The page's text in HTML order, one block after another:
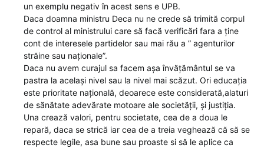
un exemplu negativ în acest sens e UPB.
Daca doamna ministru Deca nu ne crede să trimită corpul
de control al ministrului care să facă verificări fara a ține
cont de interesele partidelor sau mai rău a ” agenturilor
străine sau naționale”.
Daca nu avem curajul sa facem așa învățământul se va
pastra la același nivel sau la nivel mai scăzut. Ori educația
este prioritate națională, deoarece este considerată,alaturi
de sănătate adevărate motoare ale societății, și justiția.
Una crează valori, pentru societate, cea de a doua le
repară, daca se strică iar cea de a treia veghează că să se
respecte legile, asa bune sau proaste si să le aplice ca